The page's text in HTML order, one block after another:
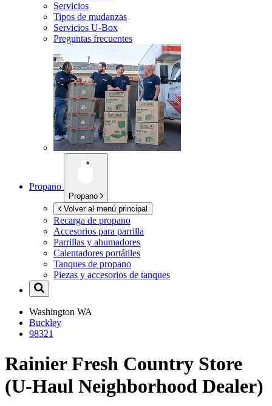
Servicios
Tipos de mudanzas
Servicios U-Box
Preguntas frecuentes
Propano
Propano
Volver al menú principal
Recarga de propano
Accesorios para parrilla
Parrillas y ahumadores
Calentadores portátiles
Tanques de propano
Piezas y accesorios de tanques
Washington WA
Buckley
98321
Rainier Fresh Country Store
(U-Haul Neighborhood Dealer)